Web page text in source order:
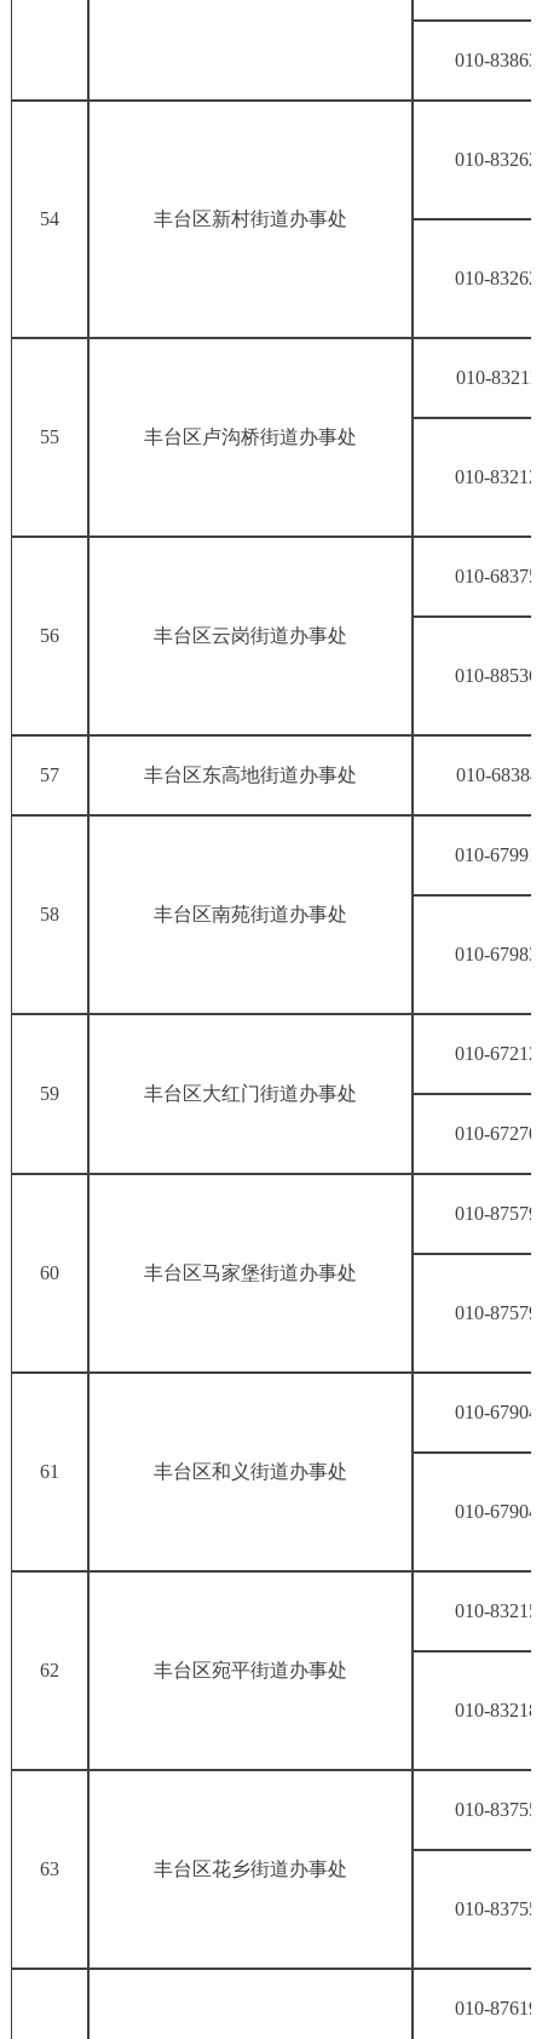
010-
54 丰台区新村街道办事处
010-
010-
55 丰台区卢沟桥街道办事处
010-
010-
56 丰台区云岗街道办事处
010-
010-
57 丰台区东高地街道办事处 010-
58 丰台区南苑街道办事处
010-
010-
59 丰台区大红门街道办事处
010-
010-
60 丰台区马家堡街道办事处
010-
010-
61 丰台区和义街道办事处
010-
010-
62 丰台区宛平街道办事处
010-
010-
63 丰台区花乡街道办事处
010-
010-
010-